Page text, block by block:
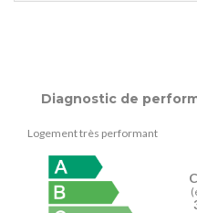
Diagnostic de
Logement très performant